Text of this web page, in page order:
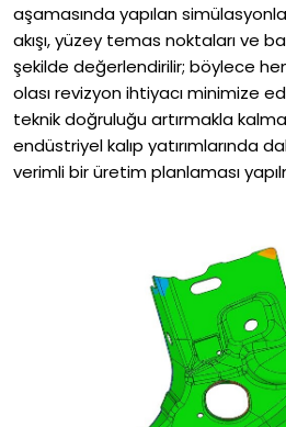
aşamasında yapılan
akışı, yüzey temas noktaları ve
şekilde değerlendirilir; böylece
olası revizyon ihtiyacı minimize
teknik doğruluğu artırmakla
endüstriyel kalıp yatırımlarında
verimli bir üretim planlaması